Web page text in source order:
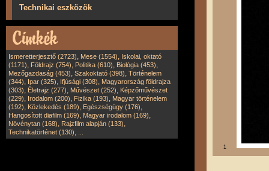
Technikai eszközök
Ismeretterjesztő (2723), Mese (1554), Iskolai, oktató
(1171), Földrajz (754), Politika (610), Biológia (453),
Mezőgazdaság (453), Szakoktató (398), Történelem
(344), Ipar (325), Ifjúsági (308), Magyarország földrajza
(303), Életrajz (277), Művészet (252), Képzőművészet
(229), Irodalom (200), Fizika (193), Magyar történelem
(192), Közlekedés (189), Egészségügy (176),
Hangosított diafilm (169), Magyar irodalom (169),
Növénytan (168), Rajzfilm alapján (133),
Technikatörténet (130),
1